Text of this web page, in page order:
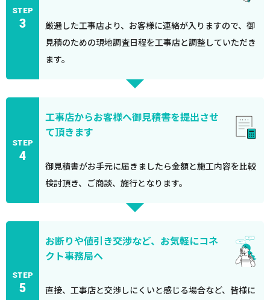
STEP
3
厳選した工事店より、お客様に連絡が入りますので、御
見積のための現地調査日程を工事店と調整していただき
ます。
STEP
4
工事店からお客様へ御見積書を提出させ
て頂きます
御見積書がお手元に届きましたら金額と施工内容を比較
検討頂き、ご商談、施行となります。
STEP
5
お断りや値引き交渉など、お気軽にコネ
クト事務局へ
直接、工事店と交渉しにくいと感じる場合など、皆様に